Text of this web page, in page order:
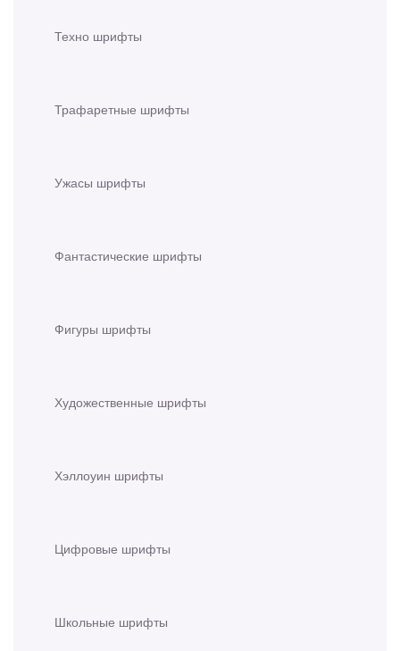
Техно шрифты
Трафаретные шрифты
Ужасы шрифты
Фантастические шрифты
Фигуры шрифты
Художественные шрифты
Хэллоуин шрифты
Цифровые шрифты
Школьные шрифты